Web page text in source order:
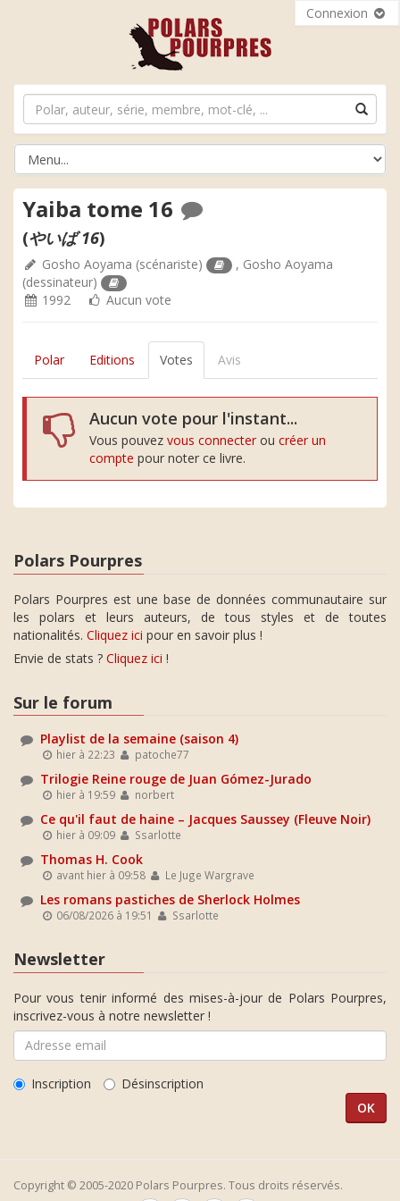
Connexion
Yaiba tome 16
(やいば 16)
Gosho Aoyama (scénariste) , Gosho Aoyama
(dessinateur)
1992
Aucun vote
Polar Editions Votes Avis
Aucun vote pour l'instant...
Vous pouvez vous connecter ou créer un
compte pour noter ce livre.
Polars Pourpres
Polars Pourpres est une base de données communautaire sur
les polars et leurs auteurs, de tous styles et de toutes
nationalités. Cliquez ici pour en savoir plus !
Envie de stats ? Cliquez ici !
Sur le forum
Playlist de la semaine (saison 4)
hier à 22:23 patoche77
Trilogie Reine rouge de Juan Gómez-Jurado
hier à 19:59 norbert
Ce qu'il faut de haine – Jacques Saussey (Fleuve Noir)
hier à 09:09 Ssarlotte
Thomas H. Cook
avant hier à 09:58 Le Juge Wargrave
Les romans pastiches de Sherlock Holmes
06/08/2026 à 19:51 Ssarlotte
Newsletter
Pour vous tenir informé des mises-à-jour de Polars Pourpres,
inscrivez-vous à notre newsletter !
Inscription Désinscription
Copyright © 2005-2020 Polars Pourpres. Tous droits réservés.